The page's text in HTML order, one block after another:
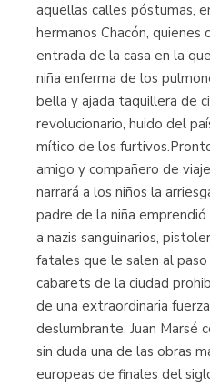
aquellas calles póstumas,
hermanos Chacón, quienes
entrada de la casa en la
niña enferma de los
bella y ajada taquillera de
revolucionario, huido del
mítico de los
amigo y compañero de
narrará a los niños la
padre de la niña
a nazis sanguinarios,
fatales que le salen al
cabarets de la ciudad
de una extraordinaria
deslumbrante, Juan Marsé
sin duda una de las obras
europeas de finales del